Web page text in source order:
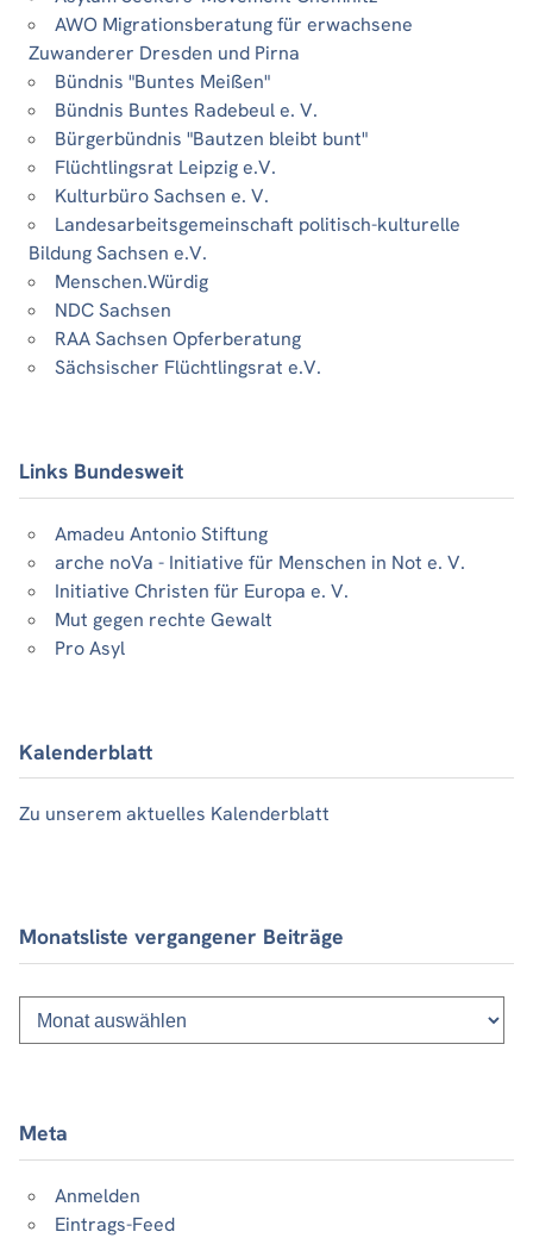
AWO Migrationsberatung für erwachsene
Zuwanderer Dresden und Pirna
Bündnis "Buntes Meißen"
Bündnis Buntes Radebeul e. V.
Bürgerbündnis "Bautzen bleibt bunt"
Flüchtlingsrat Leipzig e.V.
Kulturbüro Sachsen e. V.
Landesarbeitsgemeinschaft politisch-kulturelle
Bildung Sachsen e.V.
Menschen.Würdig
NDC Sachsen
RAA Sachsen Opferberatung
Sächsischer Flüchtlingsrat e.V.
Links Bundesweit
Amadeu Antonio Stiftung
arche noVa - Initiative für Menschen in Not e. V.
Initiative Christen für Europa e. V.
Mut gegen rechte Gewalt
Pro Asyl
Kalenderblatt
Zu unserem aktuelles Kalenderblatt
Monatsliste vergangener Beiträge
Monatsliste
vergangener
Beiträge
Meta
Anmelden
Eintrags-Feed